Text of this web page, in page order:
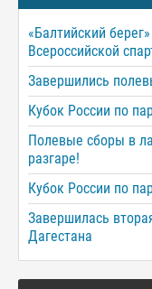
«Балтийский
Всероссийской
Завершились
Кубок России по
Полевые сборы в
разгаре!
Кубок России по
Завершилась
Дагестана